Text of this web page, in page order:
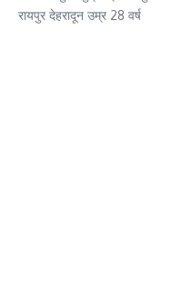
रायपुर देहरादून उम्र 28 वर्ष